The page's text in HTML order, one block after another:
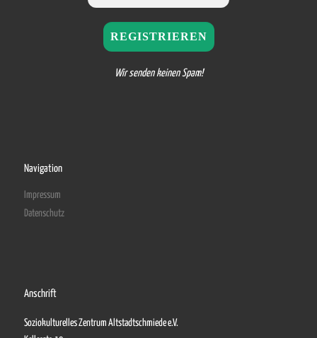
Wir senden keinen Spam!
Navigation
Impressum
Datenschutz
Anschrift
Soziokulturelles Zentrum Altstadtschmiede e.V.